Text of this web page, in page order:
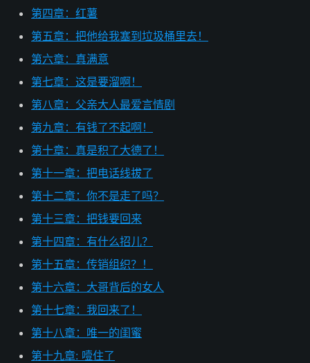
第四章：红薯
第五章：把他给我塞到垃圾桶里去！
第六章：真满意
第七章：这是要溜啊！
第八章：父亲大人最爱言情剧
第九章：有钱了不起啊！
第十章：真是积了大德了！
第十一章：把电话线拔了
第十二章：你不是走了吗？
第十三章：把钱要回来
第十四章：有什么招儿？
第十五章：传销组织？！
第十六章：大哥背后的女人
第十七章：我回来了！
第十八章：唯一的闺蜜
第十九章: 噎住了